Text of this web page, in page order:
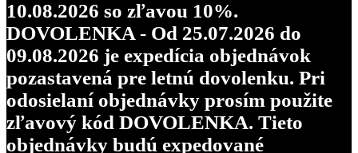
10.08.2026 so zľavou 10%.
DOVOLENKA - Od 25.07.2026 do
09.08.2026 je expedícia objednávok
pozastavená pre letnú dovolenku. Pri
odosielaní objednávky prosím použite
zľavový kód DOVOLENKA. Tieto
objednávky budú expedované